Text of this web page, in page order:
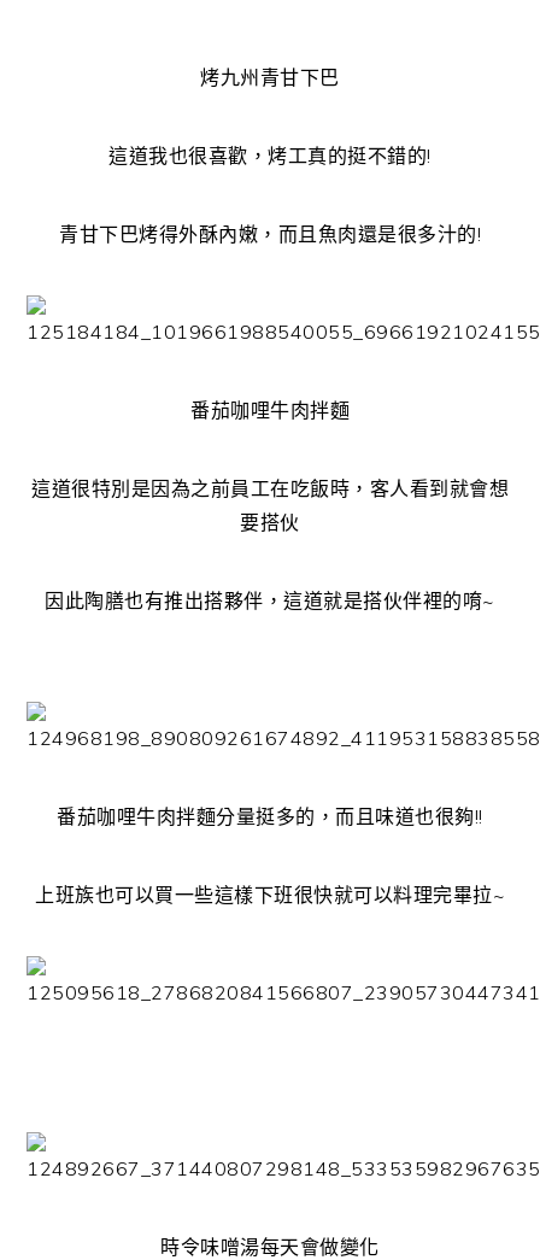
烤九州青甘下巴
這道我也很喜歡，烤工真的挺不錯的!
青甘下巴烤得外酥內嫩，而且魚肉還是很多汁的!
番茄咖哩牛肉拌麵
這道很特別是因為之前員工在吃飯時，客人看到就會想
要搭伙
因此陶膳也有推出搭夥伴，這道就是搭伙伴裡的唷~
番茄咖哩牛肉拌麵分量挺多的，而且味道也很夠!!
上班族也可以買一些這樣下班很快就可以料理完畢拉~
時令味噌湯每天會做變化